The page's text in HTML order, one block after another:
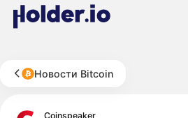
Новости Bitcoin
Coinspeaker